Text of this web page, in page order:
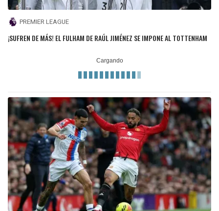
PREMIER LEAGUE
¡SUFREN DE MÁS! EL FULHAM DE RAÚL JIMÉNEZ SE IMPONE AL TOTTENHAM